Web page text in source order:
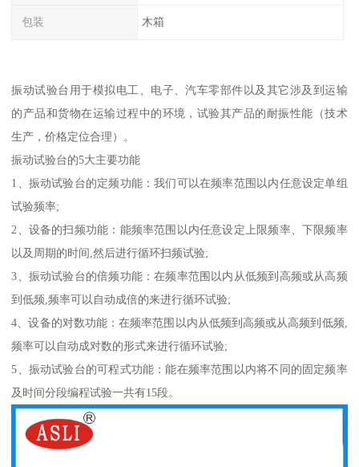
包装 木箱
振动试验台用于模拟电工、电子、汽车零部件以及其它涉及到运输
的产品和货物在运输过程中的环境，试验其产品的耐振性能（技术
生产，价格定位合理）。
振动试验台的5大主要功能
1、振动试验台的定频功能：我们可以在频率范围以内任意设定单组
试验频率;
2、设备的扫频功能：能频率范围以内任意设定上限频率、下限频率
以及周期的时间,然后进行循环扫频试验;
3、振动试验台的倍频功能：在频率范围以内从低频到高频或从高频
到低频,频率可以自动成倍的来进行循环试验;
4、设备的对数功能：在频率范围以内从低频到高频或从高频到低频,
频率可以自动成对数的形式来进行循环试验;
5、振动试验台的可程式功能：能在频率范围以内将不同的固定频率
及时间分段编程试验一共有15段。